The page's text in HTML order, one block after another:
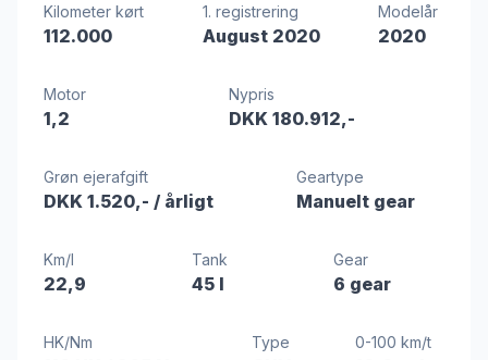
Kilometer kørt
112.000
1. registrering
August 2020
Modelår
2020
Motor
1,2
Nypris
DKK 180.912,-
Grøn ejerafgift
DKK 1.520,- / årligt
Geartype
Manuelt gear
Km/l
22,9
Tank
45 l
Gear
6 gear
HK/Nm Type 0-100 km/t